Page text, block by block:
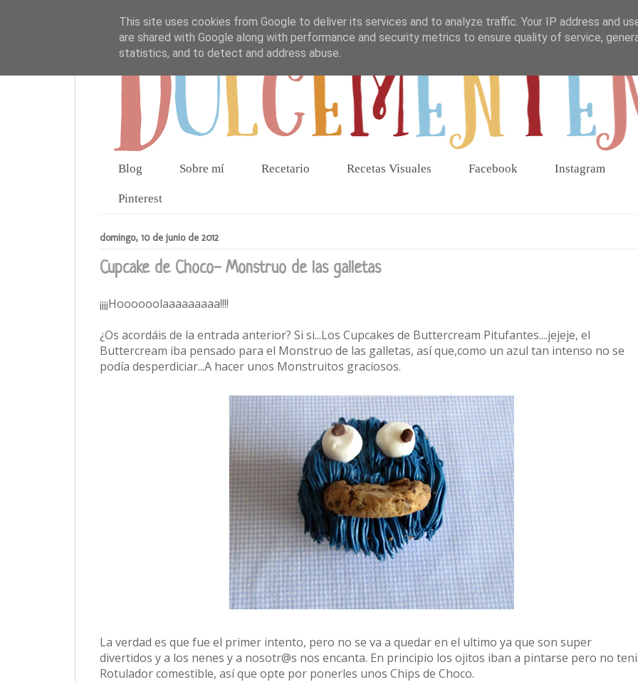
Blog Sobre mí Recetario Recetas Visuales Facebook Instagram
Pinterest
domingo, 10 de junio de 2012
Cupcake de Choco- Monstruo de las galletas
¡¡¡¡Hoooooolaaaaaaaaa!!!!
¿Os acordáis de la entrada anterior? Si si...Los Cupcakes de Buttercream Pitufantes....jejeje, el
Buttercream iba pensado para el Monstruo de las galletas, así que,como un azul tan intenso no se
podía desperdiciar...A hacer unos Monstruitos graciosos.
La verdad es que fue el primer intento, pero no se va a quedar en el ultimo ya que son super
divertidos y a los nenes y a nosotr@s nos encanta. En principio los ojitos iban a pintarse pero no
Rotulador comestible, así que opte por ponerles unos Chips de Choco.
This site uses cookies from Google to deliver its services and to analyze traffic. Your IP address and
are shared with Google along with performance and security metrics to ensure quality of service,
statistics, and to detect and address abuse.